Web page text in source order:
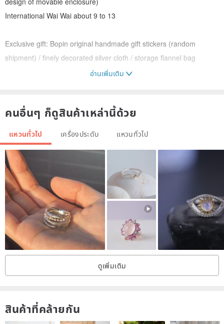
International Wai Wai about 9 to 13
Exclusive gift: Bopin original handmade gift stickers (random
shipment) / finely decorated silver cloth / storage flannel bag
Intimate appeal: The purity of 925 silver is polished and processed.
It has a beautiful texture and wear resistance. When it is exposed
to chemicals such as air or perfume hair spray for a long time, it will
produce oxidation and dull color, which are normal.
Take good care of precious metals, it is recommended to put on
makeup before use before wearing. If not wearing, please use a
wave jewelry box or a chain seal bag to store it well and extend the
dazzling light of the jewelry.
If the jewelry has been processed for rust-like retro effect
treatment, please do not use silver-washing water or contact with
creator.
อ่านเพิ่มเติม
คนอื่นๆ ก็ดูสินค้าเหล่านี้ด้วย
แหวนทั่วไป เครื่องประดับ แหวนทั่วไป
ดูเพิ่มเติม
สินค้าที่คล้ายกัน